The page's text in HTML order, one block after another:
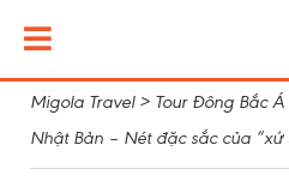
Migola Travel> Tour Đông Bắc Á
Nhật Bản – Nét đặc sắc của